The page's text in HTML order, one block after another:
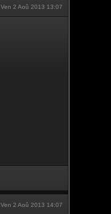
Ven 2 Aoû 2013 13:07
Ven 2 Aoû 2013 14:07